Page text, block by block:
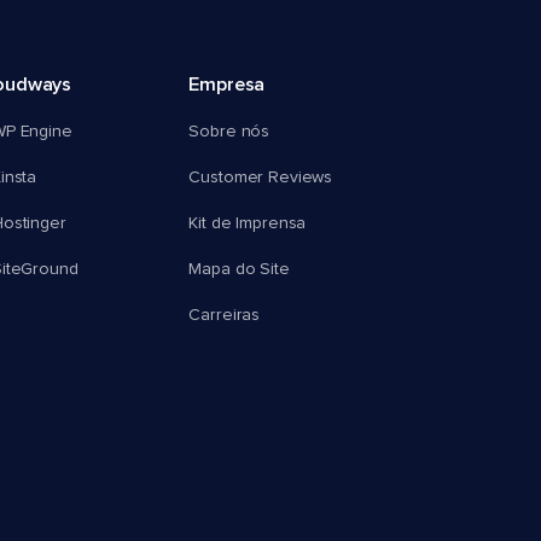
Engine
Empresa
Sobre nós
Customer Reviews
Kit de Imprensa
Mapa do Site
Carreiras